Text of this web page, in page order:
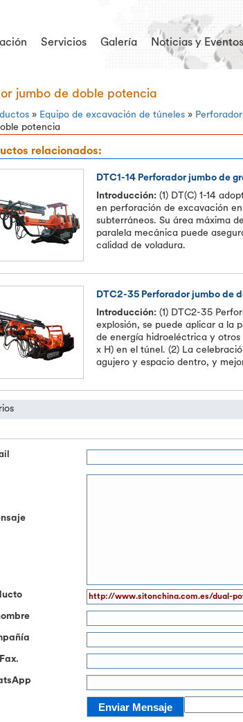
Servicios Galería Noticias y Eventos
jumbo de doble potencia
» Equipo de excavación de túneles »
potencia
relacionados:
DTC1-14 Perforador jumbo de
Introducción: (1) DT(C) 1-14
en perforación de excavación
subterráneos. Su área máxima
paralela mecánica puede
calidad de voladura.
DTC2-35 Perforador jumbo de
Introducción: (1) DTC2-35
explosión, se puede aplicar a la
de energía hidroeléctrica y
x H) en el túnel. (2) La
agujero y espacio dentro, y